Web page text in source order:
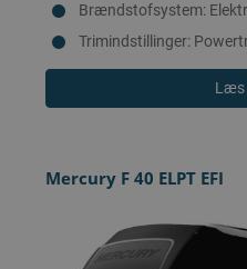
Brændstofsystem:
Trimindstillinger:
Læs
Mercury F 40 ELPT EFI